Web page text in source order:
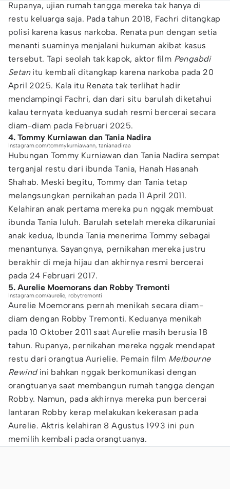
Rupanya, ujian rumah tangga mereka tak hanya di
restu keluarga saja. Pada tahun 2018, Fachri ditangkap
polisi karena kasus narkoba. Renata pun dengan setia
menanti suaminya menjalani hukuman akibat kasus
tersebut. Tapi seolah tak kapok, aktor film Pengabdi
Setan itu kembali ditangkap karena narkoba pada 20
April 2025. Kala itu Renata tak terlihat hadir
mendampingi Fachri, dan dari situ barulah diketahui
kalau ternyata keduanya sudah resmi bercerai secara
diam-diam pada Februari 2025.
4. Tommy Kurniawan dan Tania Nadira
Instagram.com/tommykurniawann, tanianadiraa
Hubungan Tommy Kurniawan dan Tania Nadira sempat
terganjal restu dari ibunda Tania, Hanah Hasanah
Shahab. Meski begitu, Tommy dan Tania tetap
melangsungkan pernikahan pada 11 April 2011.
Kelahiran anak pertama mereka pun nggak membuat
ibunda Tania luluh. Barulah setelah mereka dikaruniai
anak kedua, Ibunda Tania menerima Tommy sebagai
menantunya. Sayangnya, pernikahan mereka justru
berakhir di meja hijau dan akhirnya resmi bercerai
pada 24 Februari 2017.
5. Aurelie Moemorans dan Robby Tremonti
Instagram.com/aurelie, robytremonti
Aurelie Moemorans pernah menikah secara diam-
diam dengan Robby Tremonti. Keduanya menikah
pada 10 Oktober 2011 saat Aurelie masih berusia 18
tahun. Rupanya, pernikahan mereka nggak mendapat
restu dari orangtua Aurielie. Pemain film Melbourne
Rewindini bahkan nggak berkomunikasi dengan
orangtuanya saat membangun rumah tangga dengan
Robby. Namun, pada akhirnya mereka pun bercerai
lantaran Robby kerap melakukan kekerasan pada
Aurelie. Aktris kelahiran 8 Agustus 1993 ini pun
memilih kembali pada orangtuanya.